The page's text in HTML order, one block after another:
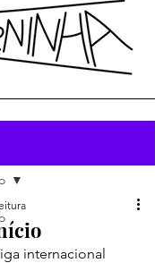
internacional